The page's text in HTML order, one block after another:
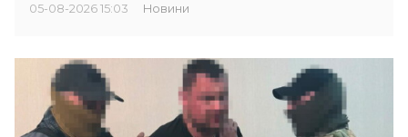
05-08-2026 15:03 Новини